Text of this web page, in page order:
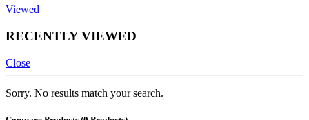
Viewed
RECENTLY VIEWED
Close
Sorry. No results match your search.